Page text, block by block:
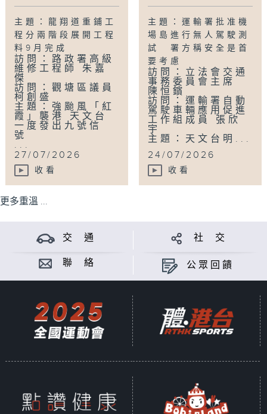
主題：龍翔道重鋪工
程分兩階段展開工程
料9月完成
訪問：路政署高級
維修工程師 朱嘉
傑
訪問：觀塘區議員
柯創盛
主題：強颱風「紅
霞」襲港 天文台
一度發出九號信
號
...
27/07/2026
收看
主題：運輸署批准機
場島進行無人駕駛測
試 署方稱安全是首
要考慮
訪問：立法會交通
事務委員會主席
陳恒鑌
訪問：運輸署自動
駕駛車輛應用促進
工作組成員 張欣
宇
主題：天文台明...
24/07/2026
收看
更多重溫 ...
交 通 社 交
聯 絡 公眾回饋